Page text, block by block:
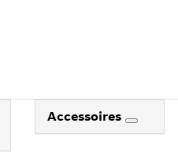
Accessoires